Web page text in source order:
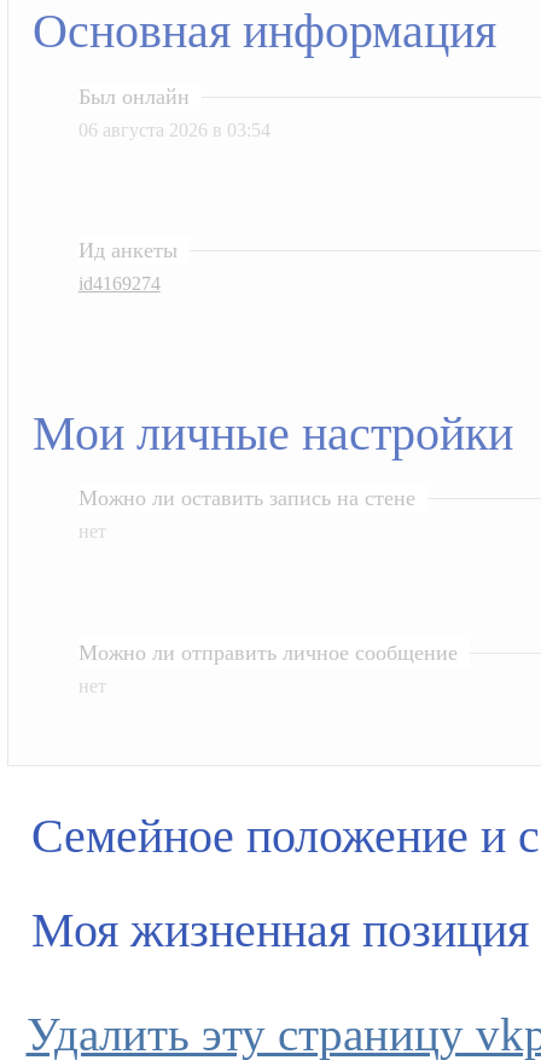
Основная информация
Был онлайн
06 августа 2026 в 03:54
Ид анкеты
id4169274
Мои личные настройки
Можно ли оставить запись на стене
нет
Можно ли отправить личное сообщение
нет
Семейное положение и
Моя жизненная позиция
Удалить эту страницу